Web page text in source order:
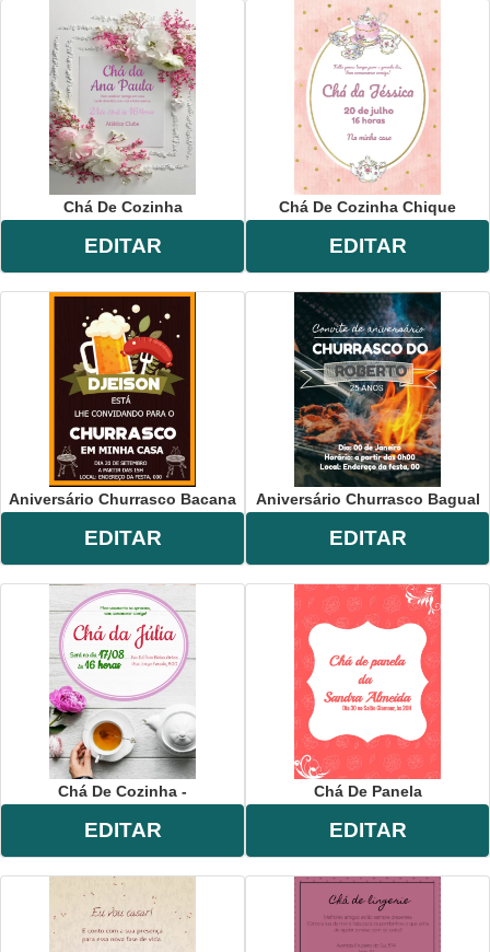
Chá De Cozinha
EDITAR
Chá De Cozinha Chique
EDITAR
Aniversário Churrasco Bacana
EDITAR
Aniversário Churrasco Bagual
EDITAR
Chá De Cozinha -
EDITAR
Chá De Panela
EDITAR